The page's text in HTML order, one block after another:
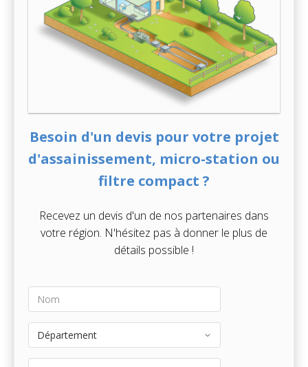
Besoin d'un devis pour votre projet
d'assainissement, micro-station ou
filtre compact ?
Recevez un devis d'un de nos partenaires dans
votre région. N'hésitez pas à donner le plus de
détails possible !